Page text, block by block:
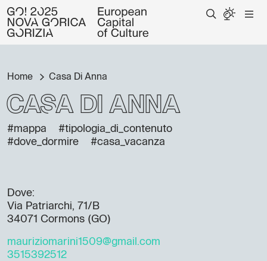
Home Casa Di Anna
Casa Di Anna
#mappa
#tipologia_di_contenuto
#dove_dormire
#casa_vacanza
Dove:
Via Patriarchi, 71/B
34071 Cormons (GO)
mauriziomarini1509@gmail.com
3515392512